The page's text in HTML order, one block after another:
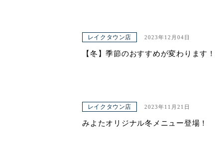
レイクタウン店 2023年12月04日
【冬】季節のおすすめが変わります！
レイクタウン店 2023年11月21日
みよたオリジナル冬メニュー登場！